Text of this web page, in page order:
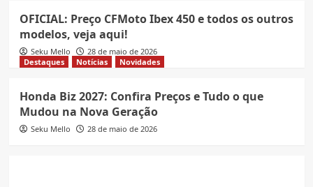
OFICIAL: Preço CFMoto Ibex 450 e todos os outros
modelos, veja aqui!
Seku Mello
28 de maio de 2026
Destaques
Notícias Novidades
Honda Biz 2027: Confira Preços e Tudo o que
Mudou na Nova Geração
Seku Mello 28 de maio de 2026